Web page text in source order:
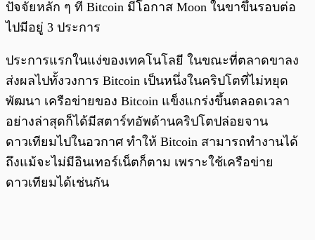
ปัจจัยหลัก ๆ ที่ Bitcoin มีโอกาส Moon ในขาขึ้นรอบต่อ
ไปมีอยู่ 3 ประการ
ประการแรกในแง่ของเทคโนโลยี ในขณะที่ตลาดขาลง
ส่งผลไปทั้งวงการ Bitcoin เป็นหนึ่งในคริปโตที่ไม่หยุด
พัฒนา เครือข่ายของ Bitcoin แข็งแกร่งขึ้นตลอดเวลา
อย่างล่าสุดก็ได้มีสตาร์ทอัพด้านคริปโตปล่อยจาน
ดาวเทียมไปในอวกาศ ทำให้ Bitcoin สามารถทำงานได้
ถึงแม้จะไม่มีอินเทอร์เน็ตก็ตาม เพราะใช้เครือข่าย
ดาวเทียมได้เช่นกัน